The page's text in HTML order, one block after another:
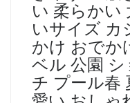
い 柔らかい
いサイズ カ
かけ おでか
ベル 公園
チ プール春